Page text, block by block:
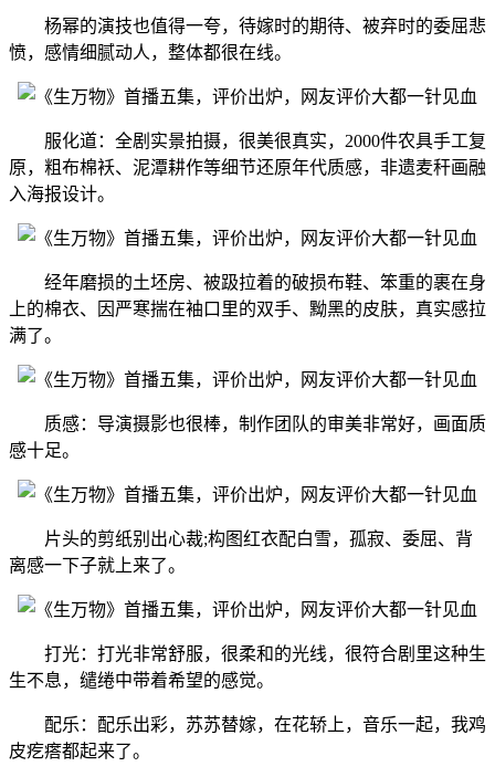
杨幂的演技也值得一夸，待嫁时的期待、被弃时的委屈悲
愤，感情细腻动人，整体都很在线。
服化道：全剧实景拍摄，很美很真实，2000件农具手工复
原，粗布棉袄、泥潭耕作等细节还原年代质感，非遗麦秆画融
入海报设计。
经年磨损的土坯房、被趿拉着的破损布鞋、笨重的裹在身
上的棉衣、因严寒揣在袖口里的双手、黝黑的皮肤，真实感拉
满了。
质感：导演摄影也很棒，制作团队的审美非常好，画面质
感十足。
片头的剪纸别出心裁;构图红衣配白雪，孤寂、委屈、背
离感一下子就上来了。
打光：打光非常舒服，很柔和的光线，很符合剧里这种生
生不息，缱绻中带着希望的感觉。
配乐：配乐出彩，苏苏替嫁，在花轿上，音乐一起，我鸡
皮疙瘩都起来了。